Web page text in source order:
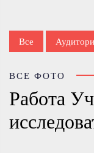
Все
ВСЕ ФОТО
Работа